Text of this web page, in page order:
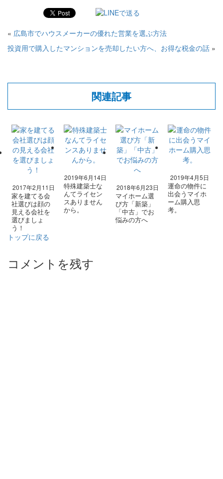
« 広島市でハウスメーカーの優れた営業を選ぶ方法
投資用で購入したマンションを売却したい方へ、お得な税金の話 »
関連記事
2017年2月11日
家を建てる会
社選びは顔の
見える会社を
選びましょ
う！
2019年6月14日
特殊建築士な
んてライセン
スありません
から。
2018年6月23日
マイホーム選
び方「新築」
「中古」でお
悩みの方へ
2019年4月5日
運命の物件に
出会うマイホ
ーム購入思
考。
トップに戻る
コメントを残す